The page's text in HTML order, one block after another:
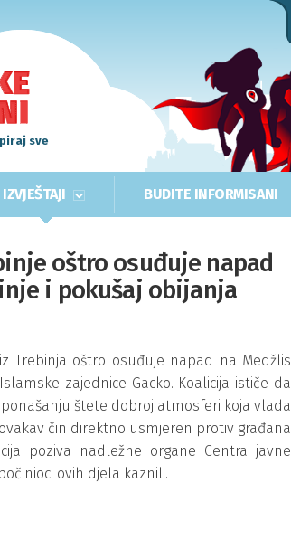
sve
IZVJEŠTAJI BUDITE INFORMISANI
oštro osuđuje napad
i pokušaj obijanja
iz Trebinja oštro osuđuje napad na Medžlis
zajednice Gacko. Koalicija ističe da
štete dobroj atmosferi koja vlada
čin direktno usmjeren protiv građana
poziva nadležne organe Centra javne
ovih djela kaznili.